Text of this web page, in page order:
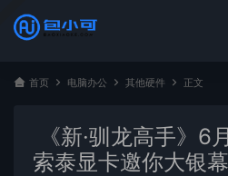
首页 电脑办公 其他硬件 正文
《新·驯龙高手》6
索泰显卡邀你大银